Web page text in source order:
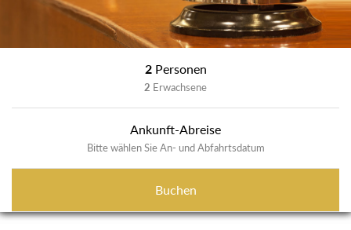
2 Personen
2 Erwachsene
Ankunft-Abreise
Bitte wählen Sie An- und Abfahrtsdatum
Buchen